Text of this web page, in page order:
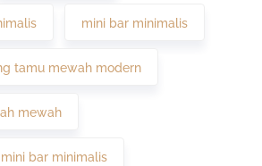
mini bar minimalis
tamu mewah modern
mewah
bar minimalis